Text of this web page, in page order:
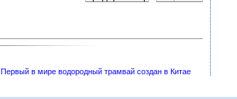
Первый в мире водородный трамвай создан в Китае